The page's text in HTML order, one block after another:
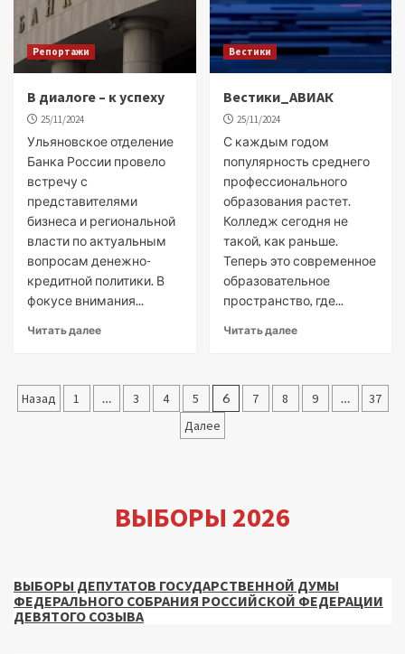
Репортажи
В диалоге – к успеху
25/11/2024
Ульяновское отделение
Банка России провело
встречу с
представителями
бизнеса и региональной
власти по актуальным
вопросам денежно-
кредитной политики. В
фокусе внимания...
Читать далее
Вестики
Вестики_АВИАК
25/11/2024
С каждым годом
популярность среднего
профессионального
образования растет.
Колледж сегодня не
такой, как раньше.
Теперь это современное
образовательное
пространство, где...
Читать далее
Пагинация
Назад 1 … 3 4 5 6 7 8 9 …
37
Далее
ВЫБОРЫ 2026
ВЫБОРЫ ДЕПУТАТОВ ГОСУДАРСТВЕННОЙ ДУМЫ
ФЕДЕРАЛЬНОГО СОБРАНИЯ РОССИЙСКОЙ ФЕДЕРАЦИИ
ДЕВЯТОГО СОЗЫВА